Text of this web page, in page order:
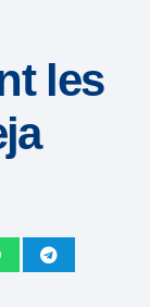
les